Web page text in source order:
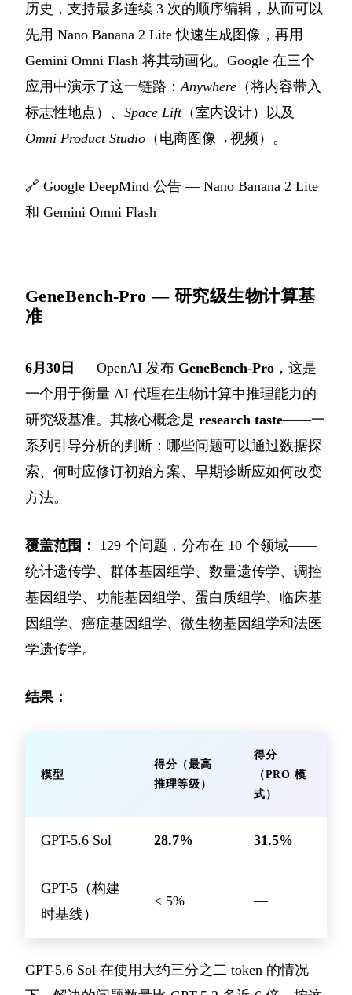
历史，支持最多连续 3 次的顺序编辑，从而可以
先用 Nano Banana 2 Lite 快速生成图像，再用
Gemini Omni Flash 将其动画化。Google 在三个
应用中演示了这一链路：Anywhere （将内容带入
标志性地点）、 Space Lift（室内设计）以及
Omni Product Studio （电商图像→视频）。
🔗 Google DeepMind 公告 — Nano Banana 2 Lite
和 Gemini Omni Flash
GeneBench-Pro — 研究级生物计算基
准
6月30日 — OpenAI 发布 GeneBench-Pro ，这是
一个用于衡量 AI 代理在生物计算中推理能力的
研究级基准。其核心概念是 research taste——一
系列引导分析的判断：哪些问题可以通过数据探
索、何时应修订初始方案、早期诊断应如何改变
方法。
覆盖范围：
129 个问题，分布在 10 个领域——
统计遗传学、群体基因组学、数量遗传学、调控
基因组学、功能基因组学、蛋白质组学、临床基
因组学、癌症基因组学、微生物基因组学和法医
学遗传学。
结果：
模型
得分（最高
推理等级）
得分
（PRO 模
式）
GPT-5.6 Sol 28.7% 31.5%
GPT-5（构建
时基线）
< 5% —
GPT-5.6 Sol 在使用大约三分之二 token 的情况